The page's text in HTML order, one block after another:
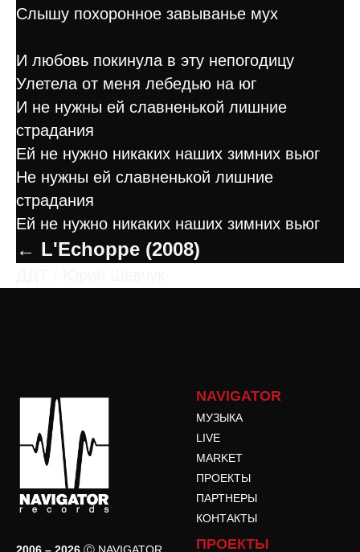
Слышу похоронное завыванье мух
И любовь покинула в эту непогодицу
Улетела от меня лебедью на юг
И не нужны ей славненькой лишние
страдания
Ей не нужно никаких наших зимних вьюг
Hе нужны ей славненькой лишние
страдания
Ей не нужно никаких наших зимних вьюг
← L'Echoppe (2008)
NAVIGATOR
МУЗЫКА
LIVE
MARKET
ПРОЕКТЫ
ПАРТНЕРЫ
КОНТАКТЫ
ПРОЕКТЫ